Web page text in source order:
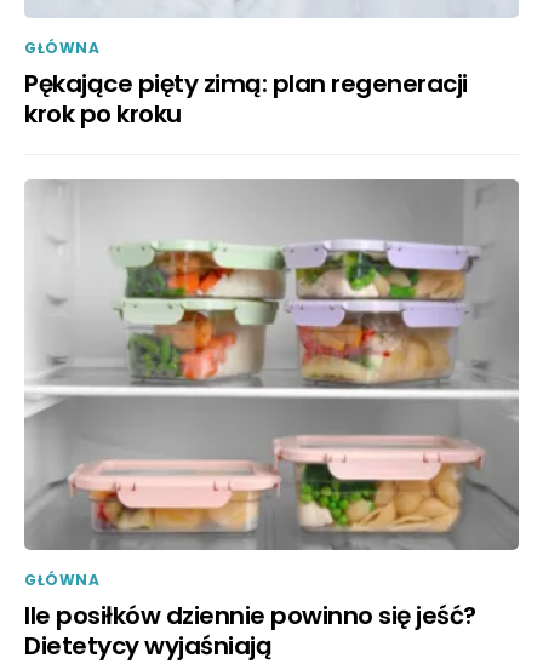
GŁÓWNA
Pękające pięty zimą: plan regeneracji
krok po kroku
GŁÓWNA
Ile posiłków dziennie powinno się jeść?
Dietetycy wyjaśniają